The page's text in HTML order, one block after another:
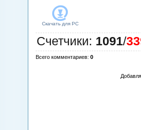
Скачать дляPC
Счетчики: 1091/
Всего комментариев: 0